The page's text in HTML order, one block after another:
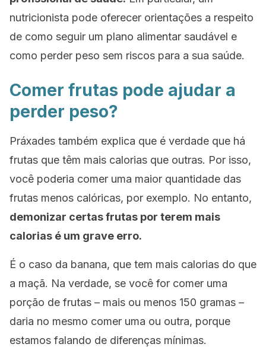
nutricionista pode oferecer orientações a respeito
de como seguir um plano alimentar saudável e
como perder peso sem riscos para a sua saúde.
Comer frutas pode ajudar a
perder peso?
Práxades também explica que é verdade que há
frutas que têm mais calorias que outras. Por isso,
você poderia comer uma maior quantidade das
frutas menos calóricas, por exemplo. No entanto,
demonizar certas frutas por terem mais
calorias é um grave erro.
É o caso da banana, que tem mais calorias do que
a maçã. Na verdade, se você for comer uma
porção de frutas – mais ou menos 150 gramas –
daria no mesmo comer uma ou outra, porque
estamos falando de diferenças mínimas.